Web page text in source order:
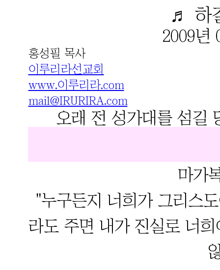
♬ 하
2009년
홍성필 목사
이루리라선교회
www.이루리라.com
mail@IRURIRA.com
오래 전 성가대를 섬길
마가
"누구든지 너희가 그리스
라도 주면 내가 진실로 너